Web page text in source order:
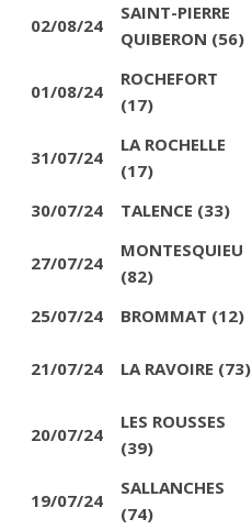
02/08/24
SAINT-PIERRE
QUIBERON (56)
01/08/24
ROCHEFORT
(17)
31/07/24
LA ROCHELLE
(17)
30/07/24
TALENCE (33)
27/07/24
MONTESQUIEU
(82)
25/07/24 BROMMAT (12)
21/07/24 LA RAVOIRE (73)
20/07/24
LES ROUSSES
(39)
19/07/24
SALLANCHES
(74)